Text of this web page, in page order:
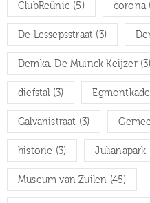
ClubReünie (5) corona
De Lessepsstraat (3)
Demka. De Muinck Keijzer(3)
diefstal (3) Egmontkade
Galvanistraat (3)
historie (3) Julianapark
Museum van Zuilen (45)